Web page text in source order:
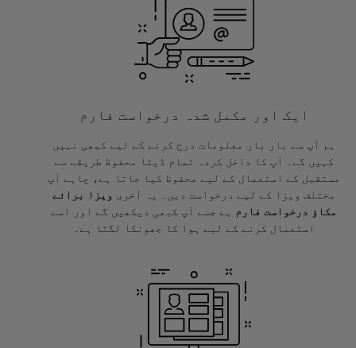
ایک اور مکمل شدہ درخواست فارم
ہم آپ سے بار بار معلومات درج کرنے کے لیے کبھی نہیں
کہیں گے۔ آپ کا داخل کردہ تمام ڈیٹا محفوظ طریقے سے
مستقبل کے استعمال کے لیے محفوظ کیا جاتا ہے، چاہے آپ
مختلف ویزا کے لیے درخواست دیں۔ یہ آخری ویزا برائے
مکاؤ درخواست فارم
ہے جسے آپ کبھی دیکھیں گے اور اسے
استعمال کرنے کے لیے ہوا کا جھونکا لگتا ہے۔